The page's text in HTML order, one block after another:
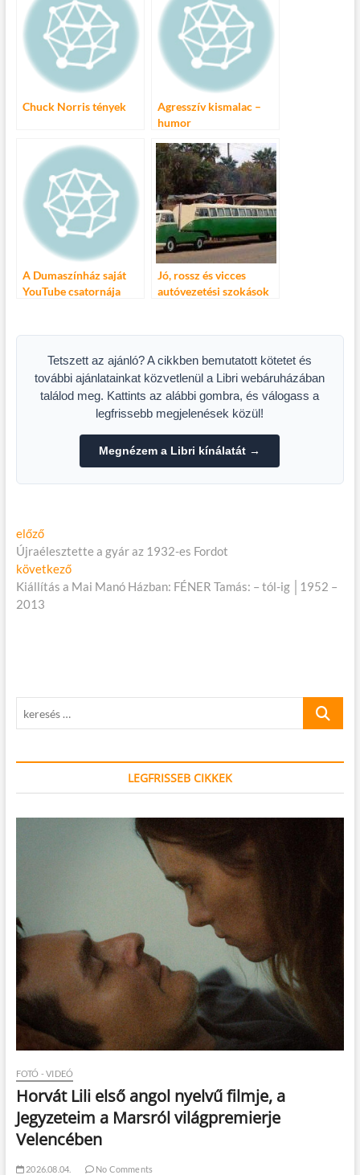
Chuck Norris tények
Agresszív kismalac –
humor
A Dumaszínház saját
YouTube csatornája
Jó, rossz és vicces
autóvezetési szokások
Tetszett az ajánló? A cikkben bemutatott kötetet és
további ajánlatainkat közvetlenül a Libri webáruházában
találod meg. Kattints az alábbi gombra, és válogass a
legfrissebb megjelenések közül!
Megnézem a Libri kínálatát →
Bejegyzés
navigáció
előzőElőző
cikk:
Újraélesztette a gyár az 1932-es Fordot
következőKövetkező
cikk:
Kiállítás a Mai Manó Házban: FÉNER Tamás: – tól-ig │1952 –
2013
keresés
LEGFRISSEB CIKKEK
FOTÓ - VIDEÓ
Horvát Lili első angol nyelvű filmje, a
Jegyzeteim a Marsról világpremierje
Velencében
2026.08.04. No Comments